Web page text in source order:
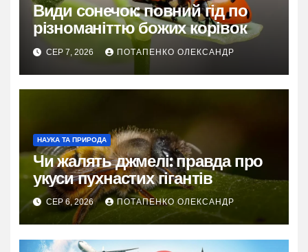
Види сонечок: повний гід по
різноманіттю божих корівок
СЕР 7, 2026 ПОТАПЕНКО ОЛЕКСАНДР
НАУКА ТА ПРИРОДА
Чи жалять джмелі: правда про
укуси пухнастих гігантів
СЕР 6, 2026 ПОТАПЕНКО ОЛЕКСАНДР